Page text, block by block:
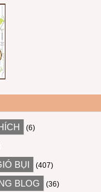
(6)
BỤI (407)
BLOG (36)